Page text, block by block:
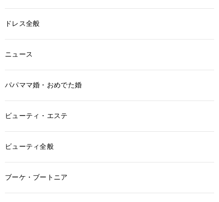
ドレス全般
ニュース
パパママ婚・おめでた婚
ビューティ・エステ
ビューティ全般
ブーケ・ブートニア